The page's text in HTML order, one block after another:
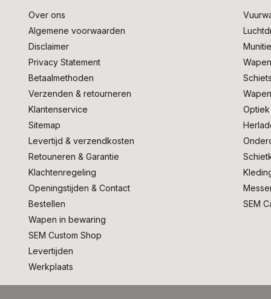
Over ons
Algemene voorwaarden
Disclaimer
Privacy Statement
Betaalmethoden
Verzenden & retourneren
Klantenservice
Sitemap
Levertijd & verzendkosten
Retouneren & Garantie
Klachtenregeling
Openingstijden & Contact
Bestellen
Wapen in bewaring
SEM Custom Shop
Levertijden
Werkplaats
Munitie
Optiek
SEM